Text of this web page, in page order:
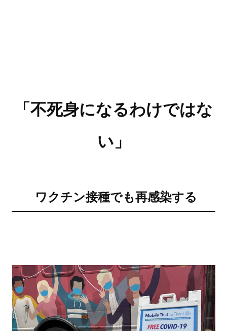
「不死身になるわけではな
い」
ワクチン接種でも再感染する